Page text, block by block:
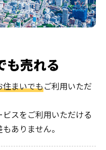
も売れる
住まいでもご利用いただ
スをご利用いただける
ありません。